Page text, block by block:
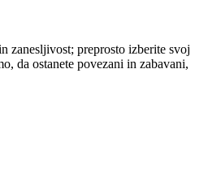
zanesljivost; preprosto izberite svoj
da ostanete povezani in zabavani,